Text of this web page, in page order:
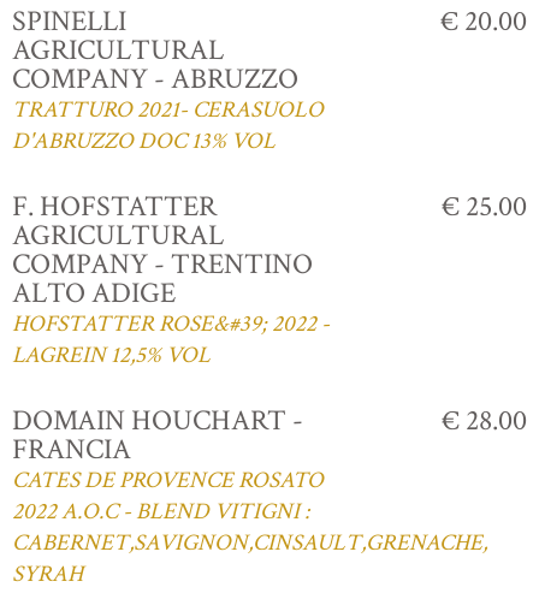
SPINELLI
AGRICULTURAL
COMPANY - ABRUZZO
TRATTURO 2021- CERASUOLO
D'ABRUZZO DOC 13% VOL
€ 20.00
F. HOFSTATTER
AGRICULTURAL
COMPANY - TRENTINO
ALTO ADIGE
HOFSTATTER ROSE&#39; 2022 -
LAGREIN 12,5% VOL
€ 25.00
DOMAIN HOUCHART -
FRANCIA
CATES DE PROVENCE ROSATO
2022 A.O.C - BLEND VITIGNI :
CABERNET,SAVIGNON,CINSAULT,GRENACHE,
SYRAH
€ 28.00